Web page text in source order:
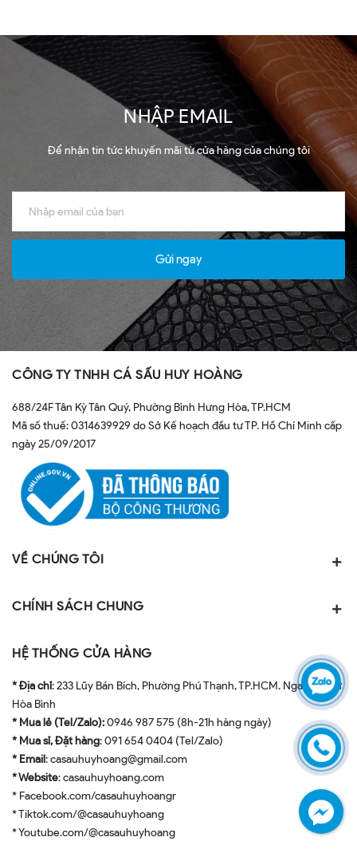
NHẬP EMAIL
Để nhận tin tức khuyến mãi từ cửa hàng của chúng tôi
Gửi ngay
CÔNG TY TNHH CÁ SẤU HUY HOÀNG
688/24F Tân Kỳ Tân Quý, Phường Bình Hưng Hòa, TP.HCM
Mã số thuế: 0314639929 do Sở Kế hoạch đầu tư TP. Hồ Chí Minh cấp
ngày 25/09/2017
VỀ CHÚNG TÔI
CHÍNH SÁCH CHUNG
HỆ THỐNG CỬA HÀNG
* Địa chỉ: 233 Lũy Bán Bích, Phường Phú Thạnh, TP.HCM. Ngay ngã tư
Hòa Bình
* Mua lẻ (Tel/Zalo):0946 987 575 (8h-21h hàng ngày)
* Mua sỉ, Đặt hàng: 091 654 0404 (Tel/Zalo)
* Email: casauhuyhoang@gmail.com
* Website: casauhuyhoang.com
* Facebook.com/casauhuyhoangr
* Tiktok.com/@casauhuyhoang
* Youtube.com/@casauhuyhoang